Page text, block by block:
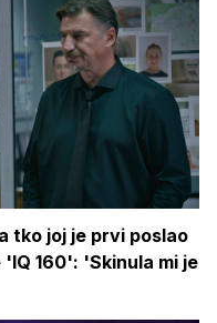
tko joj je prvi poslao
160': 'Skinula mi je